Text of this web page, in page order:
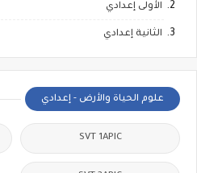
الأولى إعدادي
الثانية إعدادي
علوم الحياة والأرض - إعدادي
SVT 1APIC